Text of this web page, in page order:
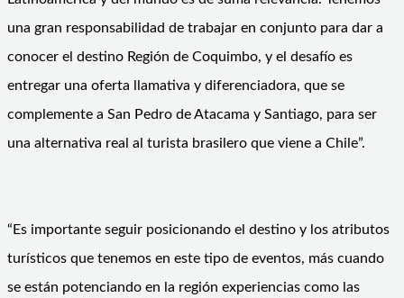
una gran responsabilidad de trabajar en conjunto para dar a
conocer el destino Región de Coquimbo, y el desafío es
entregar una oferta llamativa y diferenciadora, que se
complemente a San Pedro de Atacama y Santiago, para ser
una alternativa real al turista brasilero que viene a Chile”.
“Es importante seguir posicionando el destino y los atributos
turísticos que tenemos en este tipo de eventos, más cuando
se están potenciando en la región experiencias como las